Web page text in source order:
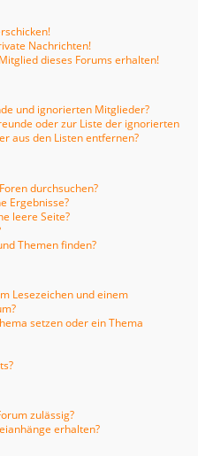
Nachrichten!
dieses Forums erhalten!
und ignorierten Mitglieder?
oder zur Liste der ignorierten
aus den Listen entfernen?
durchsuchen?
Ergebnisse?
leere Seite?
Themen finden?
Lesezeichen und einem
setzen oder ein Thema
zulässig?
erhalten?